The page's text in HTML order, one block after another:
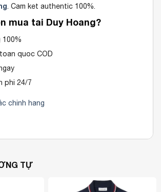
. Cam ket authentic 100%.
mua tai Duy Hoang?
100%
quoc COD
phi 24/7
chinh hang
TỰ